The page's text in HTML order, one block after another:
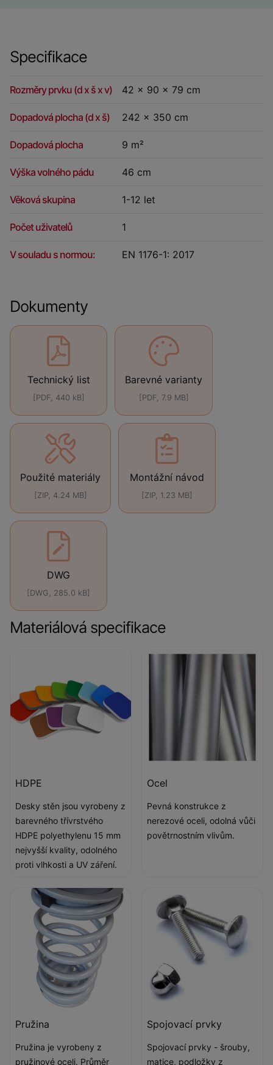
Specifikace
Rozměry prvku (d x š x v) 42 x 90 x 79 cm
Dopadová plocha (d x š) 242 x 350 cm
Dopadová plocha 9 m²
Výška volného pádu 46 cm
Věková skupina 1-12 let
Počet uživatelů 1
V souladu s normou: EN 1176-1: 2017
Dokumenty
Technický list
[PDF, 440 kB]
Barevné varianty
[PDF, 7.9 MB]
Použité materiály
[ZIP, 4.24 MB]
Montážní návod
[ZIP, 1.23 MB]
DWG
[DWG, 285.0 kB]
Materiálová specifikace
HDPE
Desky stěn jsou vyrobeny z
barevného třívrstvého
HDPE polyethylenu 15 mm
nejvyšší kvality, odolného
proti vlhkosti a UV záření.
Ocel
Pevná konstrukce z
nerezové oceli, odolná vůči
povětrnostním vlivům.
Pružina
Pružina je vyrobeny z
pružinové oceli. Průměr
Spojovací prvky
Spojovací prvky - šrouby,
matice, podložky z